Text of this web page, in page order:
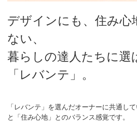
デザインにも、住み心
ない、
暮らしの達人たちに選
「レバンテ」。
「レバンテ」を選んだオーナーに共通し
と「住み心地」とのバランス感覚です。